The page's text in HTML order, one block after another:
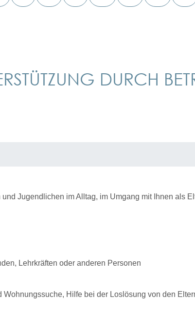
DURCH
Jugendlichen im Alltag, im Umgang mit Ihnen als
Lehrkräften oder anderen Personen
Hilfe bei der Loslösung von den